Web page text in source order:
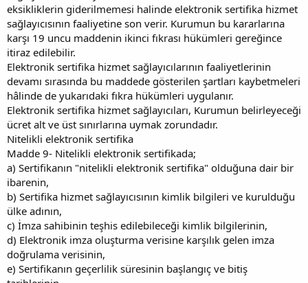
eksikliklerin giderilmemesi halinde elektronik sertifika hizmet
sağlayıcısının faaliyetine son verir. Kurumun bu kararlarına
karşı 19 uncu maddenin ikinci fıkrası hükümleri gereğince
itiraz edilebilir.
Elektronik sertifika hizmet sağlayıcılarının faaliyetlerinin
devamı sırasında bu maddede gösterilen şartları kaybetmeleri
hâlinde de yukarıdaki fıkra hükümleri uygulanır.
Elektronik sertifika hizmet sağlayıcıları, Kurumun belirleyeceği
ücret alt ve üst sınırlarına uymak zorundadır.
Nitelikli elektronik sertifika
Madde 9- Nitelikli elektronik sertifikada;
a) Sertifikanın "nitelikli elektronik sertifika" olduğuna dair bir
ibarenin,
b) Sertifika hizmet sağlayıcısının kimlik bilgileri ve kurulduğu
ülke adının,
c) İmza sahibinin teşhis edilebileceği kimlik bilgilerinin,
d) Elektronik imza oluşturma verisine karşılık gelen imza
doğrulama verisinin,
e) Sertifikanın geçerlilik süresinin başlangıç ve bitiş